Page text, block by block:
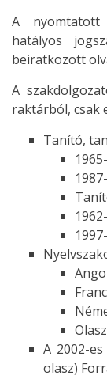
A nyomtatott
hatályos
beiratkozott
A
raktárból, csak
Tanító,
A 2002-
olasz)